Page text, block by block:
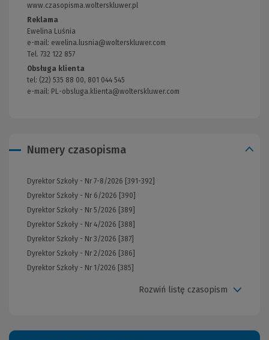
www.czasopisma.wolterskluwer.pl
strony)
Reklama
Ewelina Luśnia
e-mail: ewelina.lusnia@wolterskluwer.com
Tel. 732 122 857
Obsługa klienta
tel: (22) 535 88 00, 801 044 545
e-mail: PL-obsluga.klienta@wolterskluwer.com
Numery czasopisma
Dyrektor Szkoły - Nr 7-8/2026 [391-392]
Dyrektor Szkoły - Nr 6/2026 [390]
Dyrektor Szkoły - Nr 5/2026 [389]
Dyrektor Szkoły - Nr 4/2026 [388]
Dyrektor Szkoły - Nr 3/2026 [387]
Dyrektor Szkoły - Nr 2/2026 [386]
Dyrektor Szkoły - Nr 1/2026 [385]
Rozwiń listę czasopism